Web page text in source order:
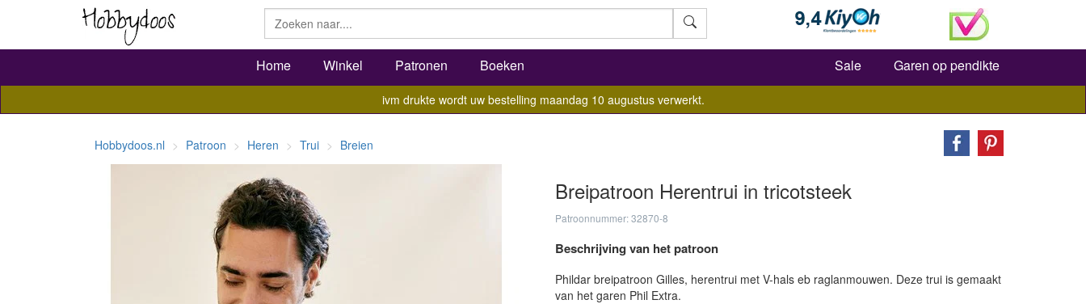
Zoeken
Home Winkel Patronen Boeken Sale Garen op pendikte
ivm drukte wordt uw bestelling maandag 10 augustus verwerkt.
Hobbydoos.nl Patroon Heren Trui Breien
Breipatroon Herentrui in tricotsteek
Patroonnummer: 32870-8
Beschrijving van het patroon
Phildar breipatroon Gilles, herentrui met V-hals eb raglanmouwen. Deze trui is gemaakt
van het garen Phil Extra.